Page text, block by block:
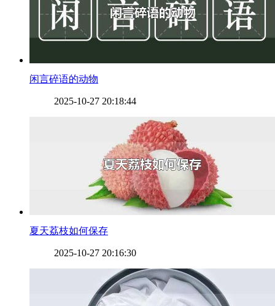
​闲言碎语的动物
2025-10-27 20:18:44
​夏天荔枝如何保存
2025-10-27 20:16:30